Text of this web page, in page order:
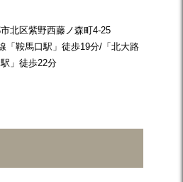
北区紫野西藤ノ森町4-25
「鞍馬口駅」徒歩19分/「北大路
」徒歩22分